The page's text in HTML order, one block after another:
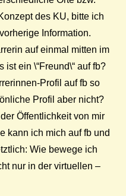
des KU, bitte ich
Information.
auf einmal mitten im
ist ein \“Freund\“ auf fb?
Profil auf fb so
Profil aber nicht?
Öffentlichkeit von mir
kann ich mich auf fb und
Wie bewege ich
nur in der virtuellen –